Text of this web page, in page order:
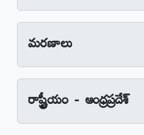
మరణాలు
రాష్ట్రీయం - ఆంధ్రప్రదేశ్‌